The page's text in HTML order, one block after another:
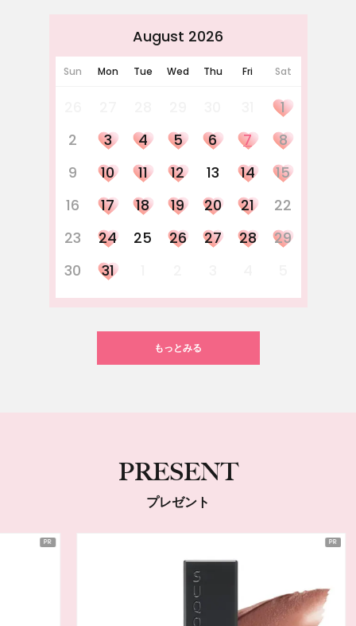
August 2026
Sun Mon Tue Wed Thu Fri Sat
1
2
3 4 5 6 7
8
9
10 11 12 13 14
15
16
17 18 19 20 21
22
23
24 25 26 27 28
29
30
31
もっとみる
PRESENT
プレゼント